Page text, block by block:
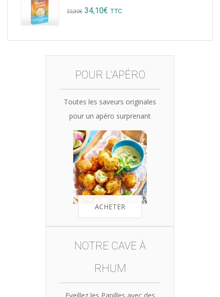
35,90€ Original
was:
35,90€.
34,10€ Current
is:
34,10€.
TTC
POUR L'APÉRO
Toutes les saveurs originales
pour un apéro surprenant
ACHETER
NOTRE CAVE À
RHUM